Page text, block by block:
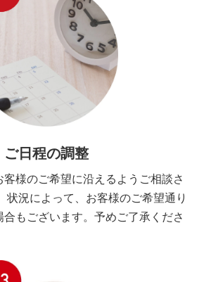
ご日程の調整
様のご希望に沿えるようご相談さ
状況によって、お客様のご希望通り
もございます。予めご了承くださ